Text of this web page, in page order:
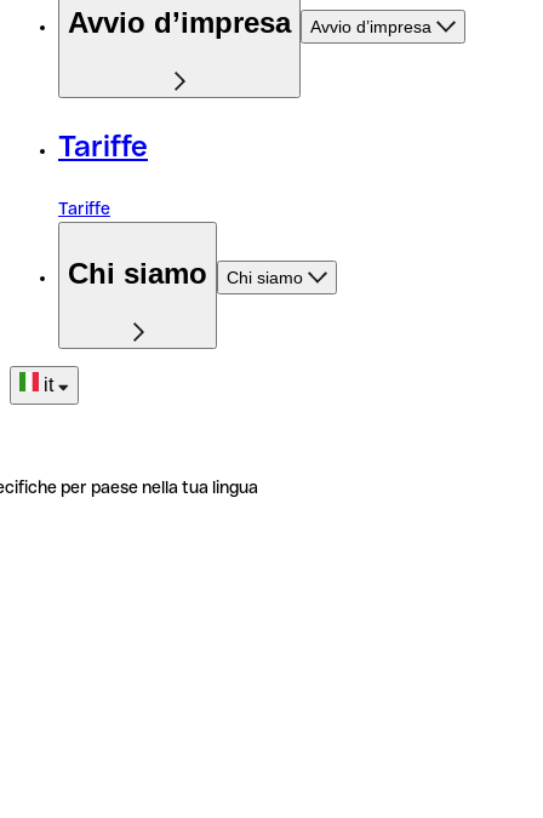
Avvio d’impresa Avvio d’impresa
Tariffe
Tariffe
Chi siamo Chi siamo
it
per paese nella tua lingua